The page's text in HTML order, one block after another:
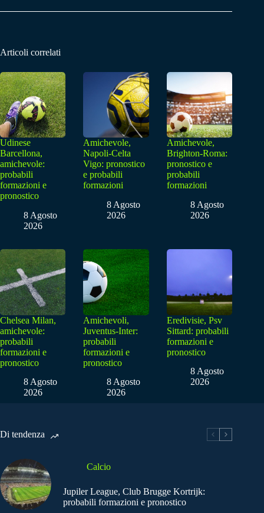
Articoli correlati
Udinese
Barcellona,
amichevole:
probabili
formazioni e
pronostico
8 Agosto
2026
Amichevole,
Napoli-Celta
Vigo: pronostico
e probabili
formazioni
8 Agosto
2026
Amichevole,
Brighton-Roma:
pronostico e
probabili
formazioni
8 Agosto
2026
Chelsea Milan,
amichevole:
probabili
formazioni e
pronostico
8 Agosto
2026
Amichevoli,
Juventus-Inter:
probabili
formazioni e
pronostico
8 Agosto
2026
Eredivisie, Psv
Sittard: probabili
formazioni e
pronostico
8 Agosto
2026
Di tendenza
Calcio
Jupiler League, Club Brugge Kortrijk:
probabili formazioni e pronostico